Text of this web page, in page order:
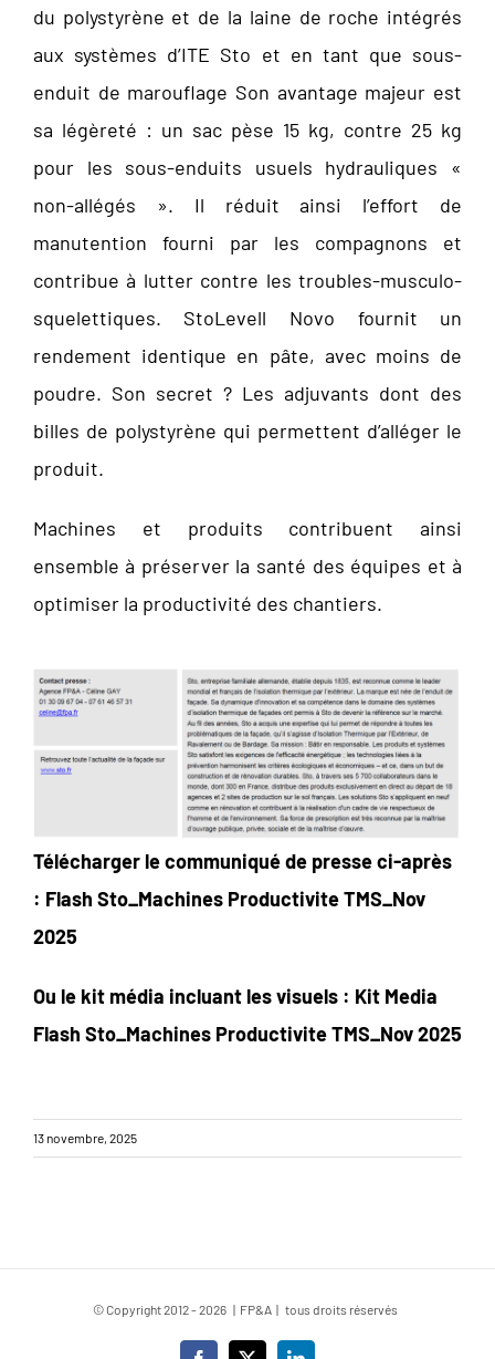
du polystyrène et de la laine de roche intégrés
aux systèmes d’ITE Sto et en tant que sous-
enduit de marouflage Son avantage majeur est
sa légèreté : un sac pèse 15 kg, contre 25 kg
pour les sous-enduits usuels hydrauliques «
non-allégés ». Il réduit ainsi l’effort de
manutention fourni par les compagnons et
contribue à lutter contre les troubles-musculo-
squelettiques. StoLevell Novo fournit un
rendement identique en pâte, avec moins de
poudre. Son secret ? Les adjuvants dont des
billes de polystyrène qui permettent d’alléger le
produit.
Machines et produits contribuent ainsi
ensemble à préserver la santé des équipes et à
optimiser la productivité des chantiers.
Télécharger le communiqué de presse ci-après
: Flash Sto_Machines Productivite TMS_Nov
2025
Ou le kit média incluant les visuels : Kit Media
Flash Sto_Machines Productivite TMS_Nov 2025
13 novembre, 2025
© Copyright 2012 -2026 | FP&A | tous droits réservés